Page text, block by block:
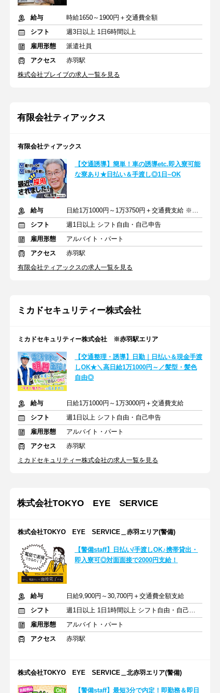
給与
時給1650～1900円＋交通費全額
シフト
週3日以上 1日6時間以上
雇用形態
派遣社員
アクセス
赤羽駅
株式会社ブレイブの求人一覧を見る
有限会社ティアックス
有限会社ティアックス
【交通誘導】簡単！車の誘導etc.即入寮可能
な寮あり★日払い＆手渡し◎1日~OK
給与
日給1万1000円～1万3750円＋交通費支給 ※日給保障あり
シフト
週1日以上 シフト自由・自己申告
雇用形態
アルバイト・パート
アクセス
赤羽駅
有限会社ティアックスの求人一覧を見る
ミカドセキュリティー株式会社
ミカドセキュリティー株式会社 ※赤羽駅エリア
【交通整理・誘導】日勤｜日払い＆現金手渡
しOK★＼高日給1万1000円～／髪型・髪色
自由◎
給与
日給1万1000円～1万3000円＋交通費支給
シフト
週1日以上 シフト自由・自己申告
雇用形態
アルバイト・パート
アクセス
赤羽駅
ミカドセキュリティー株式会社の求人一覧を見る
株式会社TOKYO EYE SERVICE
株式会社TOKYO EYE SERVICE＿赤羽エリア(警備)
【警備staff】日払い/手渡しOK♪携帯貸出・
即入寮可◎対面面接で2000円支給！
給与
日給9,900円～30,700円＋交通費全額支給
シフト
週1日以上 1日1時間以上 シフト自由・自己申告
雇用形態
アルバイト・パート
アクセス
赤羽駅
株式会社TOKYO EYE SERVICE＿北赤羽エリア(警備)
【警備staff】最短3分で内定！即勤務＆即日